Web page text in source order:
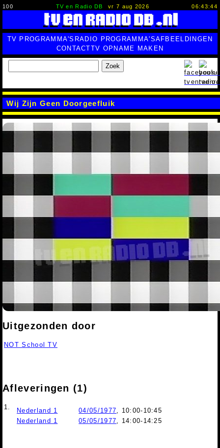
100 TV en Radio DB vr 7 aug 2026 06:43:44
TV PROGRAMMA'S RADIO PROGRAMMA'SAFBEELDINGEN
CONTACTTV OPNAME MAKEN
Zoek
Wij Zijn Geen Doorgeefluik
Uitgezonden door
NOT School TV
Afleveringen (1)
1. Nederland 1 04/05/1977 , 10:00-10:45
Nederland 1
05/05/1977 , 14:00-14:25